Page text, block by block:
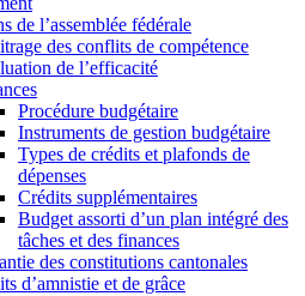
de l’assemblée fédérale
des conflits de compétence
de l’efficacité
Procédure budgétaire
Instruments de gestion budgétaire
Types de crédits et plafonds de
dépenses
Crédits supplémentaires
Budget assorti d’un plan intégré des
tâches et des finances
des constitutions cantonales
d’amnistie et de grâce